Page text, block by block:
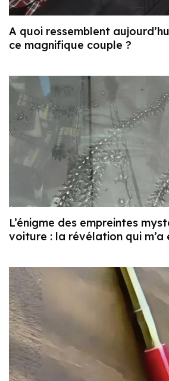
A quoi ressemblent
ce magnifique couple ?
L’énigme des empreintes
voiture : la révélation qui m’a